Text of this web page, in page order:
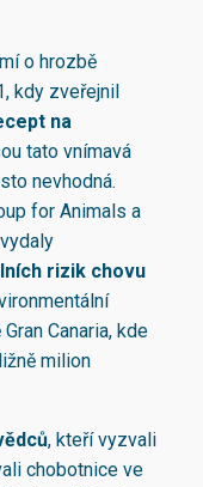
o hrozbě
kdy zveřejnil
na
tato vnímavá
nevhodná.
for Animals a
rizik chovu
Canaria, kde
milion
, kteří vyzvali
chobotnice ve